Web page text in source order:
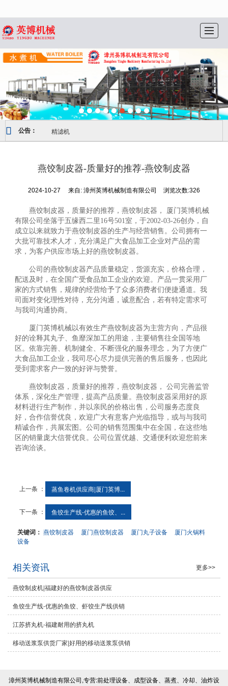
首页 走进英博 公司实力 产品展示
公告： 精滤机
燕饺制皮器-质量好的推荐-燕饺制皮器
2024-10-27 来自:漳州英博机械制造有限公司 浏览次数:326
燕饺制皮器，质量好的推荐，燕饺制皮器， 厦门英博机械
有限公司坐落于五缘西二里16号501室，于2002-03-26创办，自
成立以来就致力于燕饺制皮器的生产与经营销售。公司拥有一
大批可靠技术人才，充分满足广大食品加工企业对产品的需
求，为客户供应市场上好的燕饺制皮器。
公司的燕饺制皮器产品质量稳定，货源充实，价格合理，
配送及时，在全国广受食品加工企业的欢迎。产品一贯采用厂
家的方式销售，规律的经营给予了众多消费者们便捷通道。我
司面对变化理性对待，充分沟通，诚意配合，若有特定需求可
与我司沟通协商。
厦门英博机械以有效生产燕饺制皮器为主营方向，产品很
好的诠释其丸子、鱼靡深加工的用途，主要销售往全国等地
区。依靠完善、机制健全、不断强化的服务理念，为了方便广
大食品加工企业，我司尽心尽力提供完善的售后服务，也因此
受到需求客户一致的好评与赞誉。
燕饺制皮器，质量好的推荐，燕饺制皮器， 公司完善监管
体系，深化生产管理，提高产品质量。燕饺制皮器采用好的原
材料进行生产制作，并以亲民的价格出售，公司服务态度良
好，合作信誉优良，欢迎广大有意客户光临指导，或与与我司
精诚合作，共展宏图。公司的销售范围集中在全国，在这些地
区的销量庞大信誉优良。公司位置优越、交通便利欢迎您前来
咨询洽谈。
上一条 ： 蒸鱼卷机供应商|厦门英博...
下一条 ： 鱼饺生产线-优惠的鱼饺、...
关键词：燕饺制皮器 厦门燕饺制皮器 厦门丸子设备
厦门火锅料
设备
相关资讯 更多>>
燕饺制皮机|福建好的燕饺制皮器供应
鱼饺生产线-优惠的鱼饺、虾饺生产线供销
江苏挤丸机-福建耐用的挤丸机
移动送浆泵供货厂家|好用的移动送浆泵供销
漳州英博机械制造有限公司,专营:前处理设备、成型设备、蒸煮、冷却、油炸设